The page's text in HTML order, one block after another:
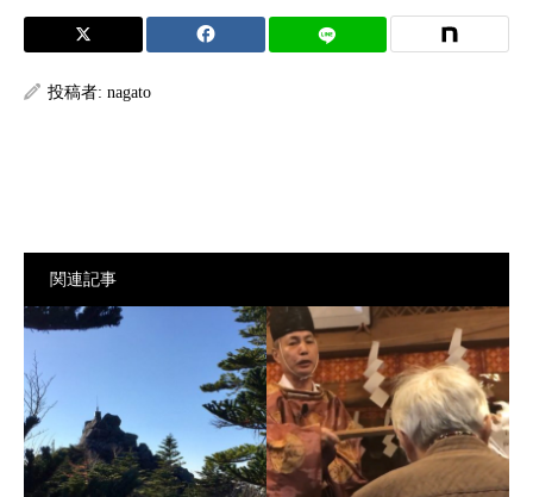
投稿者: nagato
関連記事